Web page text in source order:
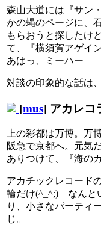
森山大道には『サン
かの蝿のページに、
もらおうと探したけ
て、『横須賀アゲイ
あはっ、ミーハー
対談の印象的な話は
[mus] アカレコ
上の彩都は万博。万
阪急で京都へ。元気
ありつけて、『海の
アカチックレコード
輪だけ(^_^;) なんと
り、小さなパーティ
じ。